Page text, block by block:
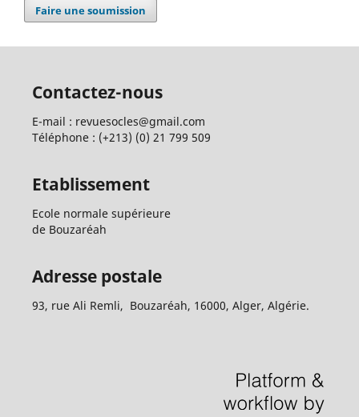
Faire une soumission
Contactez-nous
E-mail : revuesocles@gmail.com
Téléphone : (+213) (0) 21 799 509
Etablissement
Ecole normale supérieure
de Bouzaréah
Adresse postale
93, rue Ali Remli, Bouzaréah, 16000, Alger, Algérie.